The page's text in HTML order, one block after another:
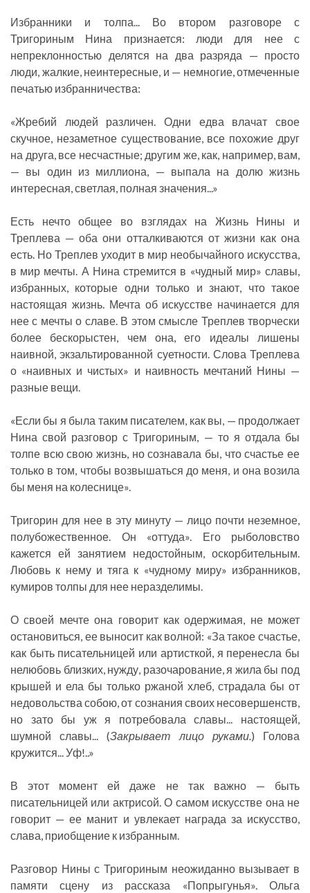
Избранники и толпа... Во втором разговоре с
Тригориным Нина признается: люди для нее с
непреклонностью делятся на два разряда — просто
люди, жалкие, неинтересные, и — немногие, отмеченные
печатью избранничества:
«Жребий людей различен. Одни едва влачат свое
скучное, незаметное существование, все похожие друг
на друга, все несчастные; другим же, как, например, вам,
— вы один из миллиона, — выпала на долю жизнь
интересная, светлая, полная значения...»
Есть нечто общее во взглядах на Жизнь Нины и
Треплева — оба они отталкиваются от жизни как она
есть. Но Треплев уходит в мир необычайного искусства,
в мир мечты. А Нина стремится в «чудный мир» славы,
избранных, которые одни только и знают, что такое
настоящая жизнь. Мечта об искусстве начинается для
нее с мечты о славе. В этом смысле Треплев творчески
более бескорыстен, чем она, его идеалы лишены
наивной, экзальтированной суетности. Слова Треплева
о «наивных и чистых» и наивность мечтаний Нины —
разные вещи.
«Если бы я была таким писателем, как вы, — продолжает
Нина свой разговор с Тригориным, — то я отдала бы
толпе всю свою жизнь, но сознавала бы, что счастье ее
только в том, чтобы возвышаться до меня, и она возила
бы меня на колеснице».
Тригорин для нее в эту минуту — лицо почти неземное,
полубожественное. Он «оттуда». Его рыболовство
кажется ей занятием недостойным, оскорбительным.
Любовь к нему и тяга к «чудному миру» избранников,
кумиров толпы для нее неразделимы.
О своей мечте она говорит как одержимая, не может
остановиться, ее выносит как волной: «За такое счастье,
как быть писательницей или артисткой, я перенесла бы
нелюбовь близких, нужду, разочарование, я жила бы под
крышей и ела бы только ржаной хлеб, страдала бы от
недовольства собою, от сознания своих несовершенств,
но зато бы уж я потребовала славы... настоящей,
шумной славы... (Закрывает лицо руками.) Голова
кружится... Уф!..»
В этот момент ей даже не так важно — быть
писательницей или актрисой. О самом искусстве она не
говорит — ее манит и увлекает награда за искусство,
слава, приобщение к избранным.
Разговор Нины с Тригориным неожиданно вызывает в
памяти сцену из рассказа «Попрыгунья». Ольга